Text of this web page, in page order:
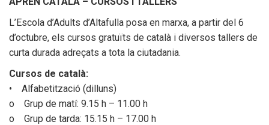
L’Escola d’Adults d’Altafulla posa en marxa, a partir del 6
d’octubre, els cursos gratuïts de català i diversos tallers de
curta durada adreçats a tota la ciutadania.
Cursos de català:
• Alfabetització (dilluns)
o Grup de matí: 9.15 h – 11.00 h
o Grup de tarda: 15.15 h – 17.00 h